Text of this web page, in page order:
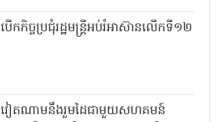
បើកកិច្ចប្រជុំរដ្ឋមន្ត្រីអប់រំអាស៊ានលើកទី១២
វៀតណាមនឹងរួមដៃជាមួយសហគមន៍